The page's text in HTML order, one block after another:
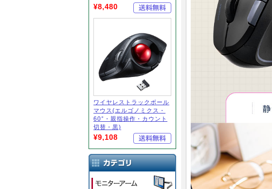
¥8,480
ワイヤレストラックボール
マウス(エルゴノミクス・
60°・親指操作・カウント
切替・黒)
¥9,108